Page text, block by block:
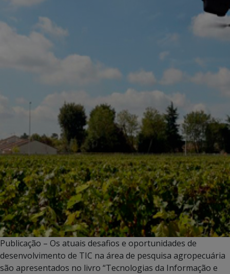
Publicação – Os atuais desafios e oportunidades de
desenvolvimento de TIC na área de pesquisa agropecuária
são apresentados no livro “Tecnologias da Informação e